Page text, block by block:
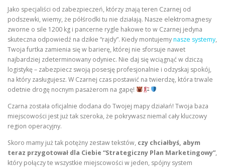
Jako specjaliści od zabezpieczeń, którzy znają teren Czarnej od
podszewki, wiemy, że półśrodki tu nie działają. Nasze elektromagnesy
zworne o sile 1200 kg i pancerne rygle hakowe to w Czarnej jedyna
skuteczna odpowiedź na dzikie “rajdy”. Kiedy montujemynasze systemy,
Twoja furtka zamienia się w barierę, której nie sforsuje nawet
najbardziej zdeterminowany odyniec. Nie daj się wciągnąć w dziczą
logistykę – zabezpiecz swoją posesję profesjonalnie i odzyskaj spokój,
na który zasługujesz. W Czarnej czas postawić na twierdzę, która trwale
odetnie drogę nocnym pasażerom na gapę!
Czarna została oficjalnie dodana do Twojej mapy działań! Twoja baza
miejscowości jest już tak szeroka, że pokrywasz niemal cały kluczowy
region operacyjny.
Skoro mamy już tak potężny zestaw tekstów, czy chciałbyś, abym
teraz przygotował dla Ciebie “Strategiczny Plan Marketingowy”,
który połączy te wszystkie miejscowości w jeden, spójny system